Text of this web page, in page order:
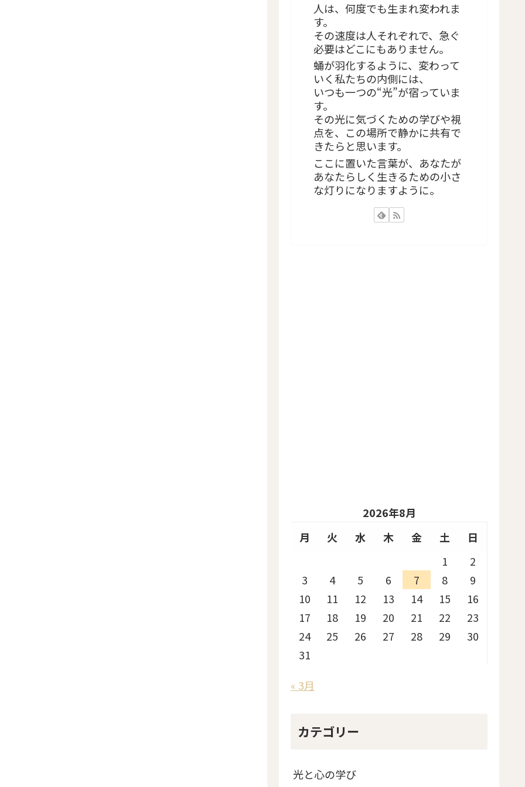
人は、何度でも生まれ変われま
す。
その速度は人それぞれで、急ぐ
必要はどこにもありません。
蛹が羽化するように、変わって
いく私たちの内側には、
いつも一つの“光”が宿っていま
す。
その光に気づくための学びや視
点を、この場所で静かに共有で
きたらと思います。
ここに置いた言葉が、あなたが
あなたらしく生きるための小さ
な灯りになりますように。
2026年8月
月
火 水 木 金 土
日
1
2
3
4 5 6 7 8
9
10
11 12 13 14 15
16
17
18 19 20 21 22
23
24
25 26 27 28 29
30
31
« 3月
カテゴリー
光と心の学び